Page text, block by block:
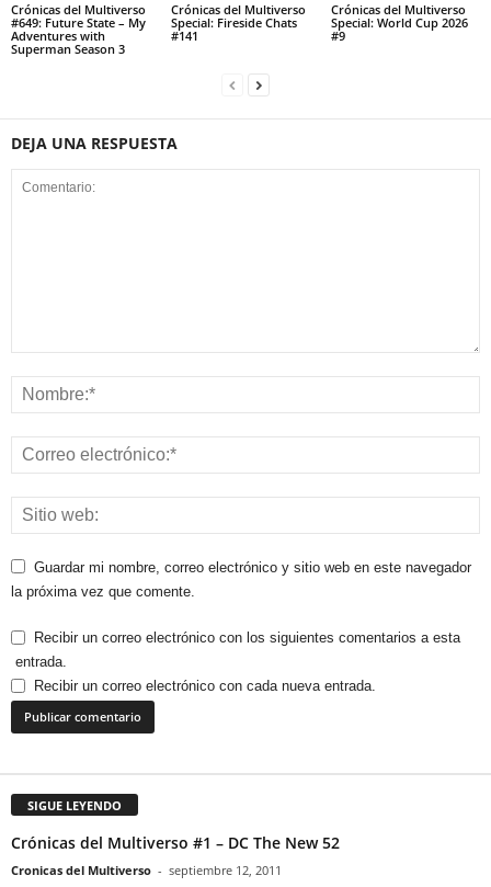
Crónicas del Multiverso
#649: Future State – My
Adventures with
Superman Season 3
Crónicas del Multiverso
Special: Fireside Chats
#141
Crónicas del Multiverso
Special: World Cup 2026
#9
DEJA UNA RESPUESTA
Guardar mi nombre, correo electrónico y sitio web en este navegador
la próxima vez que comente.
Recibir un correo electrónico con los siguientes comentarios a esta
entrada.
Recibir un correo electrónico con cada nueva entrada.
SIGUE LEYENDO
Crónicas del Multiverso #1 – DC The New 52
Cronicas del Multiverso - septiembre 12, 2011